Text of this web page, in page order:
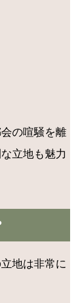
の喧騒を離
立地も魅力
地は非常に